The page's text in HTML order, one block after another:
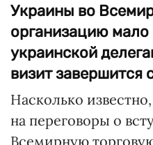
Украины во
организацию мало
украинской
визит завершится
Насколько
на переговоры о
Всемирную